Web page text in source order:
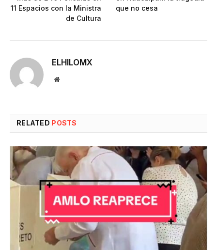
11 Espacios con la Ministra
de Cultura
que no cesa
ELHILOMX
Website
RELATED POSTS